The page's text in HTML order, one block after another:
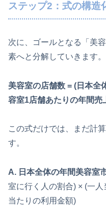
ステップ2：式の構造
次に、ゴールとなる「美
素へと分解していきます。
美容室の店舗数 = (日本全
容室1店舗あたりの年間売
この式だけでは、まだ計
す。
A. 日本全体の年間美容室
室に行く人の割合) × (一
当たりの利用金額)